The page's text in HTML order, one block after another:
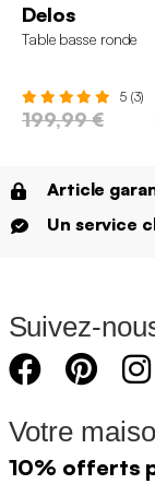
Delos
Table basse ronde
5 (3)
199,99 €
Article
Un service
Suivez-
Votre
10% offerts